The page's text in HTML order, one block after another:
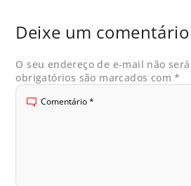
Deixe um comentário
O seu endereço de e-mail não
obrigatórios são marcados com*
Comentário*